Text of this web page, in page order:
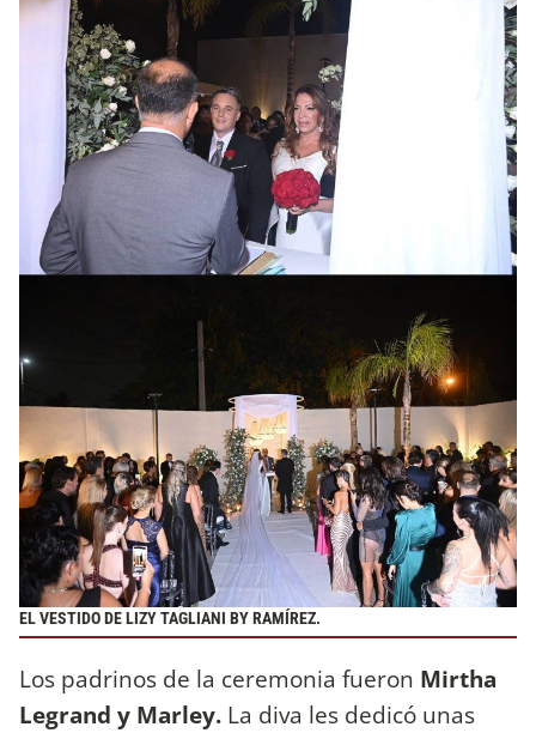
EL VESTIDO DE LIZY TAGLIANI BY RAMÍREZ.
Los padrinos de la ceremonia fueron Mirtha
Legrand y Marley. La diva les dedicó unas